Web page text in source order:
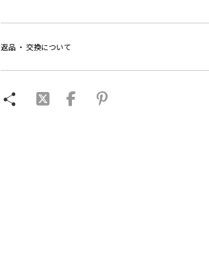
返品 ・ 交換について